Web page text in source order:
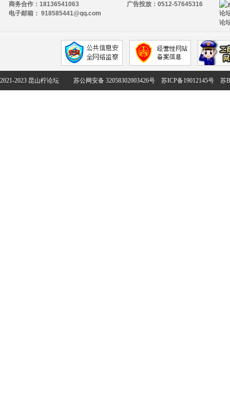
商务合作：18136541063
电子邮箱： 918585441@qq.com
论
论
广告投放：0512-57645316
2021-2023 昆山柠论坛 苏公网安备 32058302003426号 苏ICP备19012145号 苏